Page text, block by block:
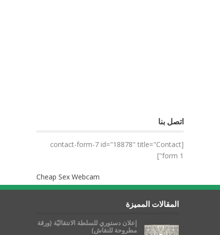
اتصل بنا
[contact-form-7 id="18878" title="Contact
form 1"]
Cheap Sex Webcam
المقالات المميزة
إعلان دستوري للسلطة الانتقاليّة (ورقة
مطروحة للنقاش)